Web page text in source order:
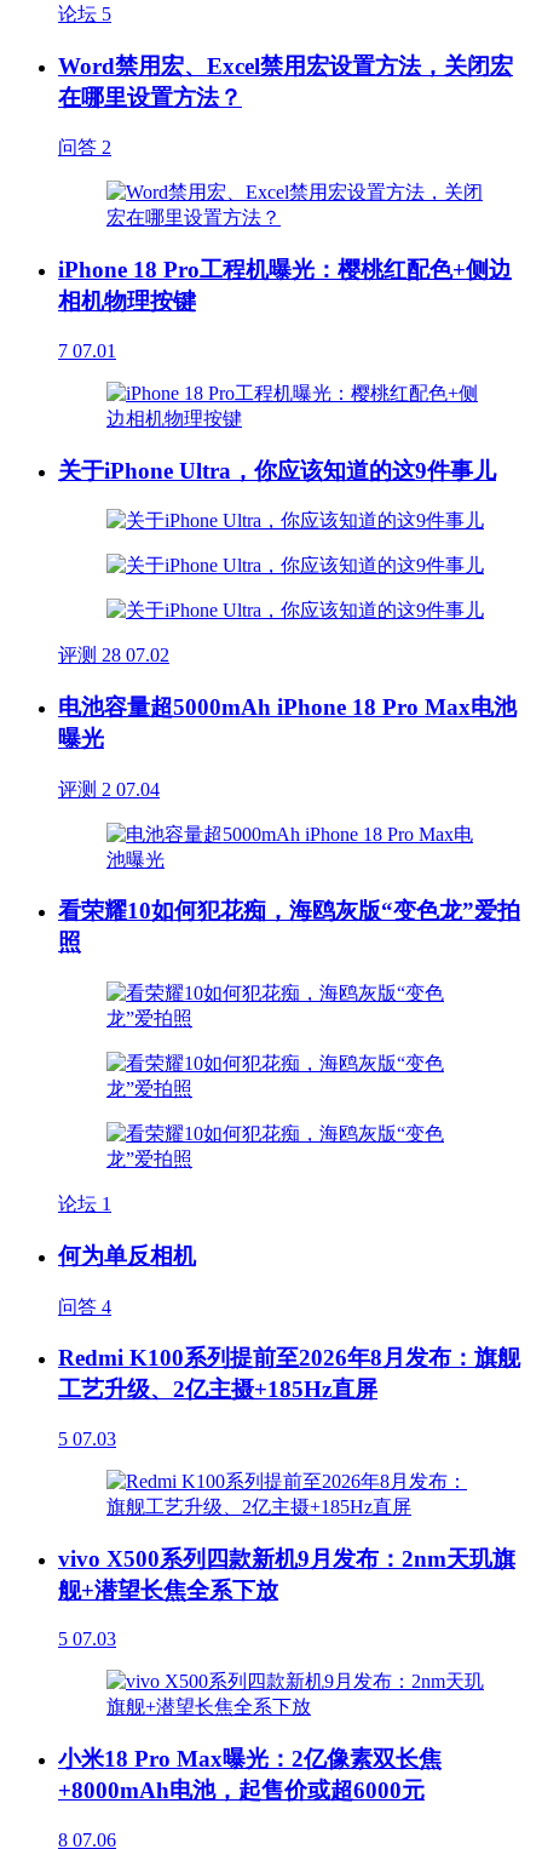
论坛 5
Word禁用宏、Excel禁用宏设置方法，关闭宏
在哪里设置方法？
问答 2
iPhone 18 Pro工程机曝光：樱桃红配色+侧边
相机物理按键
7 07.01
关于iPhone Ultra，你应该知道的这9件事儿
评测 28 07.02
电池容量超5000mAh iPhone 18 Pro Max电池
曝光
评测 2 07.04
看荣耀10如何犯花痴，海鸥灰版“变色龙”爱拍
照
论坛 1
何为单反相机
问答 4
Redmi K100系列提前至2026年8月发布：旗舰
工艺升级、2亿主摄+185Hz直屏
5 07.03
vivo X500系列四款新机9月发布：2nm天玑旗
舰+潜望长焦全系下放
5 07.03
小米18 Pro Max曝光：2亿像素双长焦
+8000mAh电池，起售价或超6000元
8 07.06